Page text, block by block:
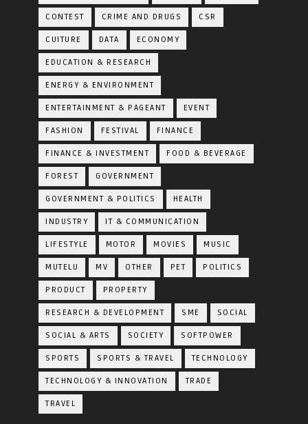
CONTEST CRIME AND DRUGS CSR
CUITURE DATA ECONOMY
EDUCATION & RESEARCH
ENERGY & ENVIRONMENT
ENTERTAINMENT & PAGEANT EVENT
FASHION FESTIVAL FINANCE
FINANCE & INVESTMENT FOOD & BEVERAGE
FOREST GOVERNMENT
GOVERNMENT & POLITICS HEALTH
INDUSTRY IT & COMMUNICATION
LIFESTYLE MOTOR MOVIES MUSIC
MUTELU MV OTHER PET POLITICS
PRODUCT PROPERTY
RESEARCH & DEVELOPMENT SME SOCIAL
SOCIAL & ARTS SOCIETY SOFTPOWER
SPORTS SPORTS & TRAVEL TECHNOLOGY
TECHNOLOGY & INNOVATION TRADE
TRAVEL